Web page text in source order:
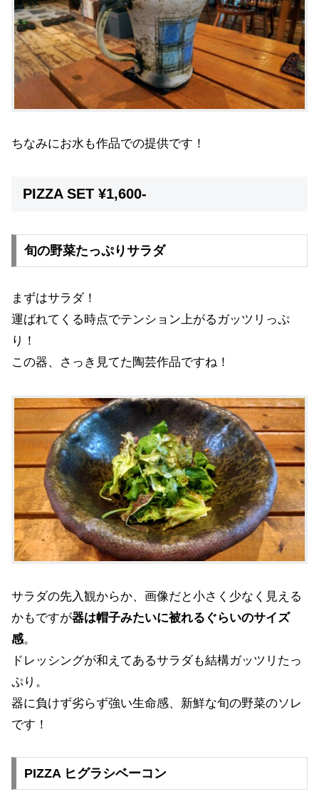
ちなみにお水も作品での提供です！
PIZZA SET ¥1,600-
旬の野菜たっぷりサラダ
まずはサラダ！
運ばれてくる時点でテンション上がるガッツリっぷ
り！
この器、さっき見てた陶芸作品ですね！
サラダの先入観からか、画像だと小さく少なく見える
かもですが器は帽子みたいに被れるぐらいのサイズ
感。
ドレッシングが和えてあるサラダも結構ガッツリたっ
ぷり。
器に負けず劣らず強い生命感、新鮮な旬の野菜のソレ
です！
PIZZA ヒグラシベーコン